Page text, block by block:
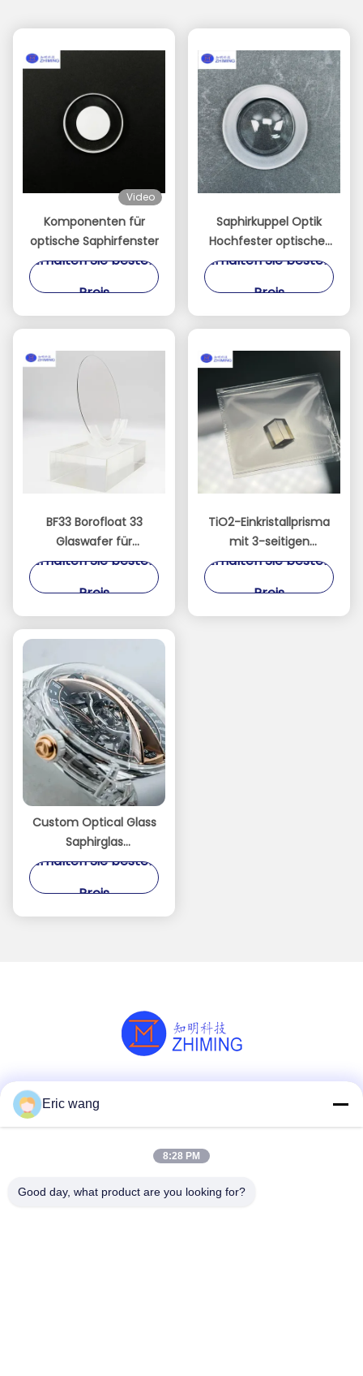
Video
Komponenten für
optische Saphirfenster
Erhalten Sie besten
Preis
Saphirkuppel Optik
Hochfester optischer
Schutz für extreme
Erhalten Sie besten
Preis
BF33 Borofloat 33
Glaswafer für
Halbleiter-MEMS-Optik
Erhalten Sie besten
Preis
TiO2-Einkristallprisma
mit 3-seitigen
polierten Oberflächen
optische Forschung
Erhalten Sie besten
Preis
Custom Optical Glass
Saphirglas
Uhrengehäuse Lünette
Erhalten Sie besten
Preis
Telefon
Eric wang
8:28 PM
Good day, what product are you looking for?